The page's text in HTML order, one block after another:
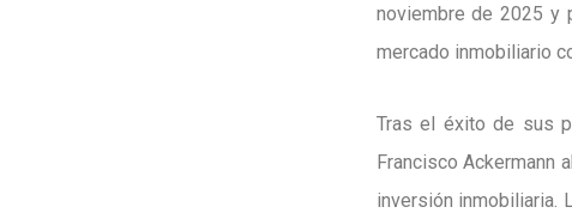
noviembre de 2025 y
mercado inmobiliario
Tras el éxito de sus
Francisco Ackermann
inversión inmobiliaria.